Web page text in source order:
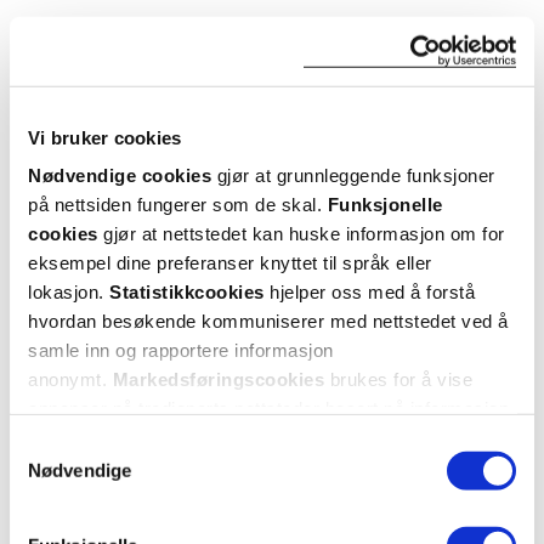
Vi bruker cookies
Nødvendige cookies gjør at grunnleggende funksjoner
på nettsiden fungerer som de skal. Funksjonelle
cookies gjør at nettstedet kan huske informasjon om for
eksempel dine preferanser knyttet til språk eller
lokasjon. Statistikkcookies hjelper oss med å forstå
hvordan besøkende kommuniserer med nettstedet ved å
samle inn og rapportere informasjon
anonymt. Markedsføringscookies brukes for å vise
Nødvendige
Açai Anti-stress Facial
Cream
Firming Therapy Moisturizer,